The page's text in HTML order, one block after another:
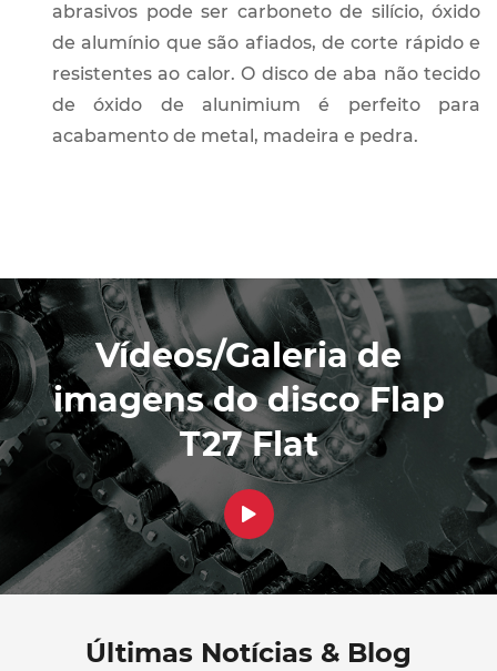
abrasivos pode ser carboneto de silício, óxido
de alumínio que são afiados, de corte rápido e
resistentes ao calor. O disco de aba não tecido
de óxido de alunimium é perfeito para
acabamento de metal, madeira e pedra.
Vídeos/Galeria de
imagens do disco Flap
T27 Flat

Últimas Notícias & Blog